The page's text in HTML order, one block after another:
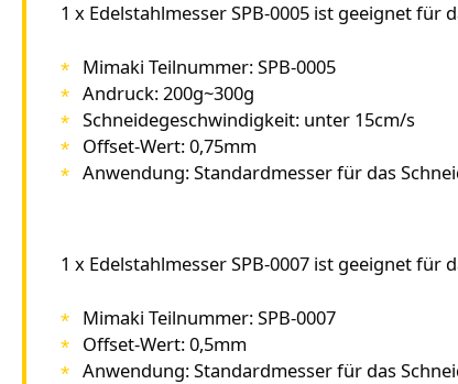
1 x Edelstahlmesser SPB-0005 ist geeignet für
Mimaki Teilnummer: SPB-0005
Andruck: 200g~300g
Schneidegeschwindigkeit: unter 15cm/s
Offset-Wert: 0,75mm
Anwendung: Standardmesser für das
1 x Edelstahlmesser SPB-0007 ist geeignet für
Mimaki Teilnummer: SPB-0007
Offset-Wert: 0,5mm
Anwendung: Standardmesser für das